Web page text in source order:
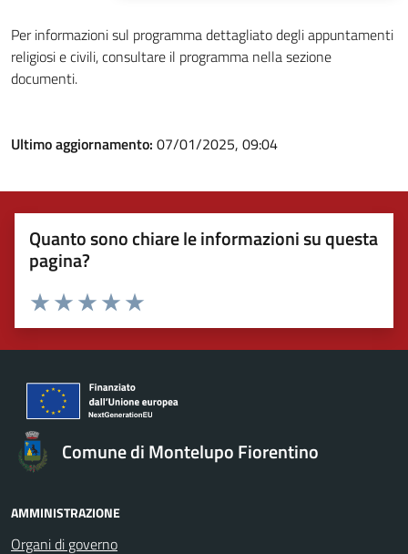
Per informazioni sul programma dettagliato degli appuntamenti
religiosi e civili, consultare il programma nella sezione
documenti.
Ultimo aggiornamento: 07/01/2025, 09:04
Quanto sono chiare le informazioni su questa
pagina?
Valuta 5 stelle su 5
Valuta 4 stelle su 5
Valuta 3 stelle su 5
Valuta 2 stelle su 5
Valuta 1 stelle su 5
Comune di Montelupo Fiorentino
AMMINISTRAZIONE
Organi di governo